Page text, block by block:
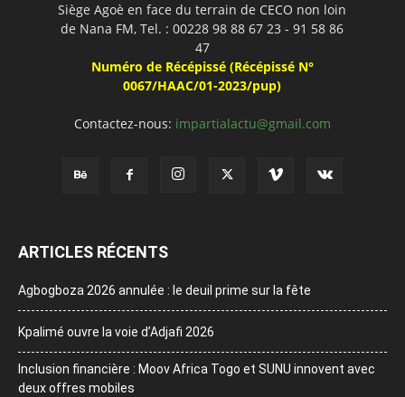
Siège Agoè en face du terrain de CECO non loin
de Nana FM, Tel. : 00228 98 88 67 23 - 91 58 86
47
Numéro de Récépissé (Récépissé N°
0067/HAAC/01-2023/pup)
Contactez-nous: impartialactu@gmail.com
ARTICLES RÉCENTS
Agbogboza 2026 annulée : le deuil prime sur la fête
Kpalimé ouvre la voie d’Adjafi 2026
Inclusion financière : Moov Africa Togo et SUNU innovent avec
deux offres mobiles